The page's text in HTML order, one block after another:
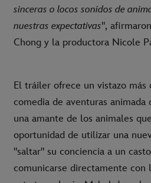
sinceras o locos sonidos de
nuestras expectativas",
Chong y la productora Nicole
El tráiler ofrece un vistazo más
comedia de aventuras animada
una amante de los animales
oportunidad de utilizar una
"saltar" su conciencia a un
comunicarse directamente con